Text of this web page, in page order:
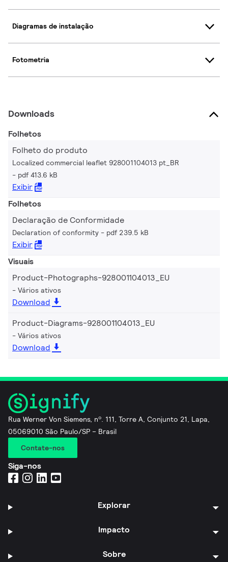
Diagramas de instalação
Fotometria
Downloads
Folhetos
Folheto do produto
Localized commercial leaflet 928001104013 pt_BR
pdf 413.6 kB
Exibir
Folhetos
Declaração de Conformidade
Declaration of conformity pdf 239.5 kB
Exibir
Visuais
Product-Photographs-928001104013_EU
Vários ativos
Download
Product-Diagrams-928001104013_EU
Vários ativos
Download
Rua Werner Von Siemens, nº. 111, Torre A, Conjunto 21, Lapa,
05069010 São Paulo/SP – Brasil
Contate-nos
Siga-nos
Explorar
Impacto
Sobre